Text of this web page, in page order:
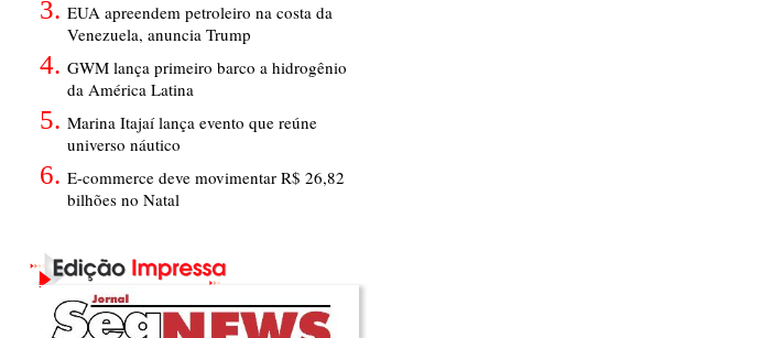
EUA apreendem petroleiro na costa da
Venezuela, anuncia Trump
GWM lança primeiro barco a hidrogênio
da América Latina
Marina Itajaí lança evento que reúne
universo náutico
E-commerce deve movimentar R$ 26,82
bilhões no Natal